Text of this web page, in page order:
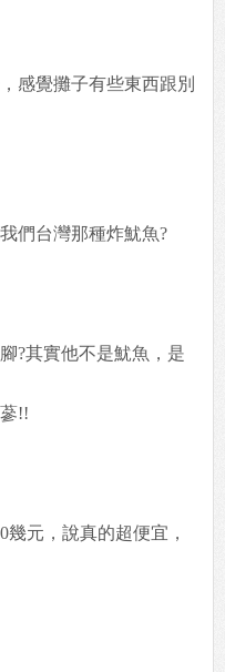
感覺攤子有些東西跟別
們台灣那種炸魷魚?
?其實他不是魷魚，是
!!
幾元，說真的超便宜，